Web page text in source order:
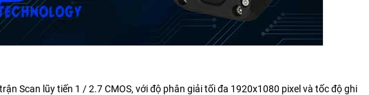
Scan lũy tiến 1 / 2.7 CMOS, với độ phân giải tối đa 1920x1080 pixel và tốc độ ghi